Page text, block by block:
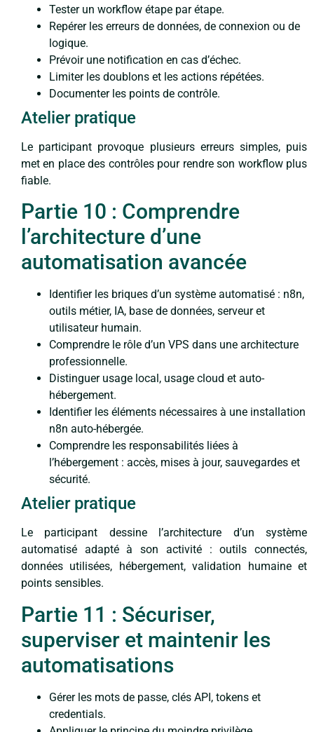
Tester un workflow étape par étape.
Repérer les erreurs de données, de connexion ou de
logique.
Prévoir une notification en cas d’échec.
Limiter les doublons et les actions répétées.
Documenter les points de contrôle.
Atelier pratique
Le participant provoque plusieurs erreurs simples, puis
met en place des contrôles pour rendre son workflow plus
fiable.
Partie 10 : Comprendre
l’architecture d’une
automatisation avancée
Identifier les briques d’un système automatisé : n8n,
outils métier, IA, base de données, serveur et
utilisateur humain.
Comprendre le rôle d’un VPS dans une architecture
professionnelle.
Distinguer usage local, usage cloud et auto-
hébergement.
Identifier les éléments nécessaires à une installation
n8n auto-hébergée.
Comprendre les responsabilités liées à
l’hébergement : accès, mises à jour, sauvegardes et
sécurité.
Atelier pratique
Le participant dessine l’architecture d’un système
automatisé adapté à son activité : outils connectés,
données utilisées, hébergement, validation humaine et
points sensibles.
Partie 11 : Sécuriser,
superviser et maintenir les
automatisations
Gérer les mots de passe, clés API, tokens et
credentials.